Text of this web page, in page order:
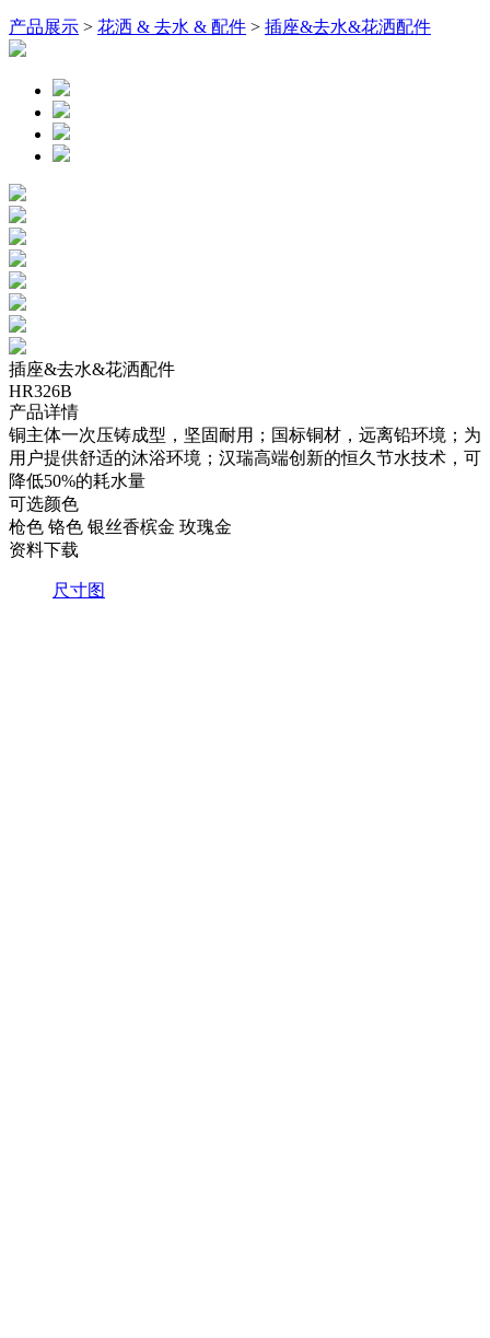
产品展示 > 花洒 & 去水 & 配件 > 插座&去水&花洒配件
插座&去水&花洒配件
HR326B
产品详情
铜主体一次压铸成型，坚固耐用；国标铜材，远离铅环境；为
用户提供舒适的沐浴环境；汉瑞高端创新的恒久节水技术，可
降低50%的耗水量
可选颜色
枪色 铬色 银丝香槟金 玫瑰金
资料下载
尺寸图